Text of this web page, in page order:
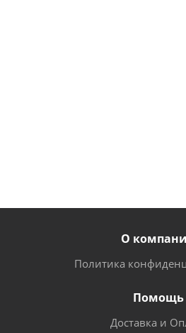
О
Политика
Помощь
Доставка и